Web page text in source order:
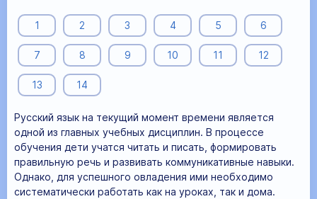
1 2 3 4 5 6
7 8 9 10 11 12
13 14
Русский язык на текущий момент времени является
одной из главных учебных дисциплин. В процессе
обучения дети учатся читать и писать, формировать
правильную речь и развивать коммуникативные навыки.
Однако, для успешного овладения ими необходимо
систематически работать как на уроках, так и дома.